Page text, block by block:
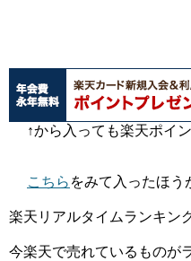
↑から入っても楽天ポイン
こちら をみて入ったほう
楽天リアルタイムランキング
今楽天で売れているものが